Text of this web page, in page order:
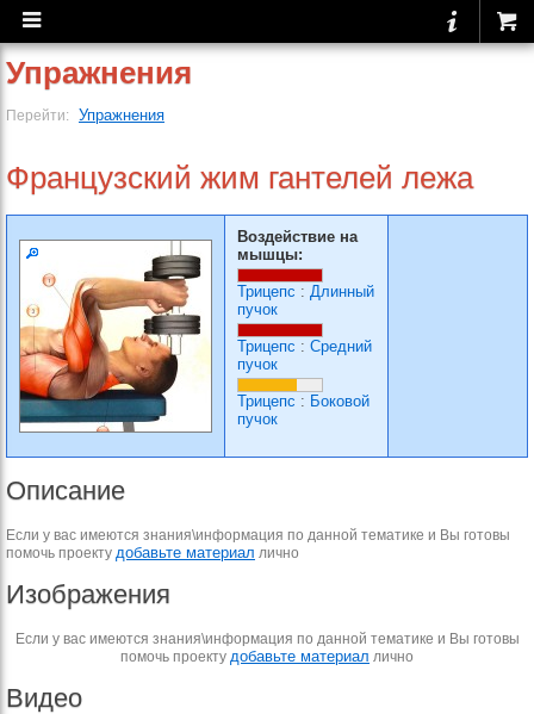
Упражнения
Перейти: Упражнения
Французский жим гантелей лежа
Воздействие на
мышцы:
Трицепс : Длинный
пучок
Трицепс : Средний
пучок
Трицепс : Боковой
пучок
Описание
Если у вас имеются знания\информация по данной тематике и Вы готовы
помочь проекту добавьте материал лично
Изображения
Если у вас имеются знания\информация по данной тематике и Вы готовы
помочь проекту добавьте материал лично
Видео